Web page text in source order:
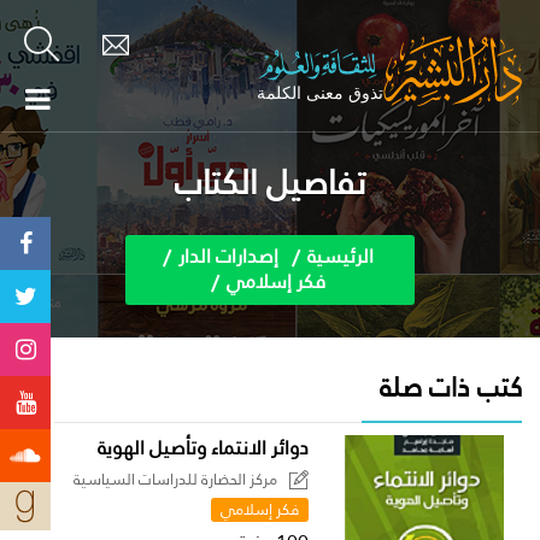
تفاصيل الكتاب
الرئيسية إصدارات الدار
فكر إسلامي
كتب ذات صلة
دوائر الانتماء وتأصيل الهوية
مركز الحضارة للدراسات السياسية
فكر إسلامي